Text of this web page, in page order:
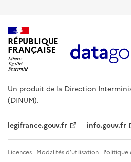
RÉPUBLIQUE
FRANÇAISE
Un produit de la Direction
(DINUM).
legifrance.gouv.fr info.gouv.fr
Licences Modalités d'utilisation Politique